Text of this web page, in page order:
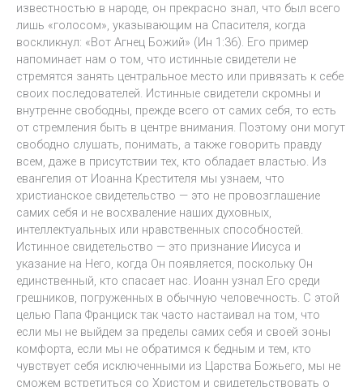
известностью в народе, он прекрасно знал, что был всего
лишь «голосом», указывающим на Спасителя, когда
воскликнул: «Вот Агнец Божий» (Ин 1:36). Его пример
напоминает нам о том, что истинные свидетели не
стремятся занять центральное место или привязать к себе
своих последователей. Истинные свидетели скромны и
внутренне свободны, прежде всего от самих себя, то есть
от стремления быть в центре внимания. Поэтому они могут
свободно слушать, понимать, а также говорить правду
всем, даже в присутствии тех, кто обладает властью. Из
евангелия от Иоанна Крестителя мы узнаем, что
христианское свидетельство — это не провозглашение
самих себя и не восхваление наших духовных,
интеллектуальных или нравственных способностей.
Истинное свидетельство — это признание Иисуса и
указание на Него, когда Он появляется, поскольку Он
единственный, кто спасает нас. Иоанн узнал Его среди
грешников, погруженных в обычную человечность. С этой
целью Папа Франциск так часто настаивал на том, что
если мы не выйдем за пределы самих себя и своей зоны
комфорта, если мы не обратимся к бедным и тем, кто
чувствует себя исключенными из Царства Божьего, мы не
сможем встретиться со Христом и свидетельствовать о